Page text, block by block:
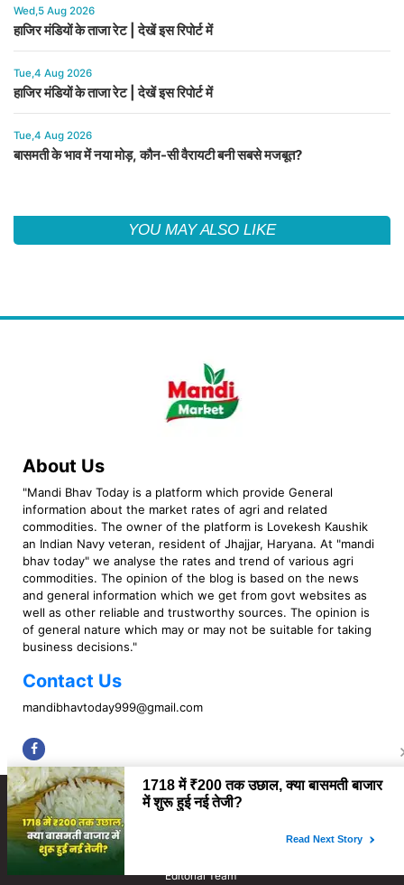
Wed,5 Aug 2026
हाजिर मंडियों के ताजा रेट | देखें इस रिपोर्ट में
Tue,4 Aug 2026
हाजिर मंडियों के ताजा रेट | देखें इस रिपोर्ट में
Tue,4 Aug 2026
बासमती के भाव में नया मोड़, कौन-सी वैरायटी बनी सबसे मजबूत?
YOU MAY ALSO LIKE
About Us
"Mandi Bhav Today is a platform which provide General
information about the market rates of agri and related
commodities. The owner of the platform is Lovekesh Kaushik
an Indian Navy veteran, resident of Jhajjar, Haryana. At "mandi
bhav today" we analyse the rates and trend of various agri
commodities. The opinion of the blog is based on the news
and general information which we get from govt websites as
well as other reliable and trustworthy sources. The opinion is
of general nature which may or may not be suitable for taking
business decisions."
Contact Us
mandibhavtoday999@gmail.com
Copyright © 2023 Mandi Bhav Today. All rights Reserved. Powered by TIMES
INTERNET (GETM360).
About Us
Disclaimer
Fact Checking Policy
Editorial Team